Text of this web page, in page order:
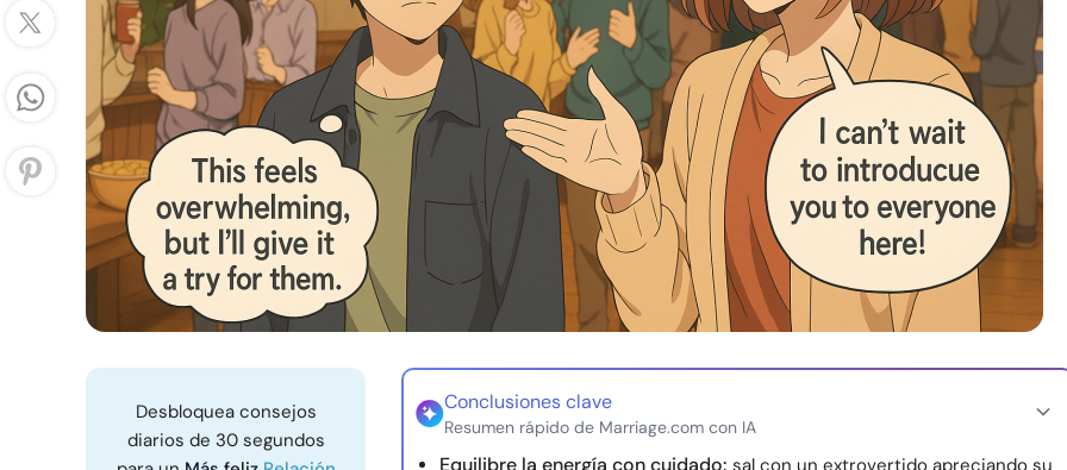
Desbloquea consejos
diarios de 30 segundos
Conclusiones clave
Resumen rápido de Marriage.com con IA
Equilibre la energía con cuidado: sal con un extrovertido apreciando su